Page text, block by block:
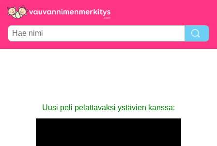
Uusi peli pelattavaksi ystävien kanssa: